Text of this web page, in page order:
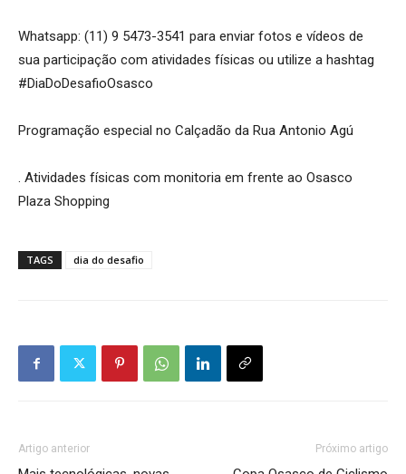
Whatsapp: (11) 9 5473-3541 para enviar fotos e vídeos de
sua participação com atividades físicas ou utilize a hashtag
#DiaDoDesafioOsasco
Programação especial no Calçadão da Rua Antonio Agú
. Atividades físicas com monitoria em frente ao Osasco
Plaza Shopping
TAGS dia do desafio
Artigo anterior Próximo artigo